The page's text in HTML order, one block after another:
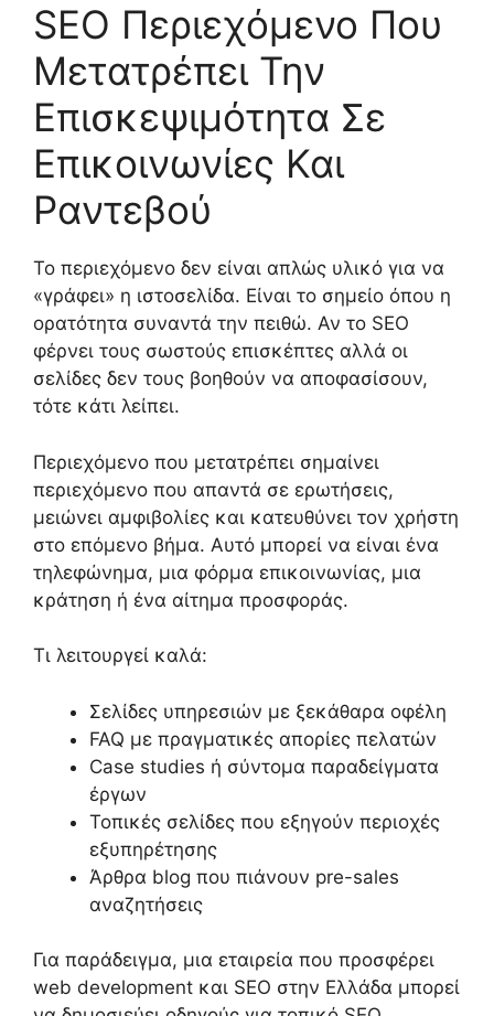
SEO Περιεχόμενο Που
Μετατρέπει Την
Επισκεψιμότητα Σε
Επικοινωνίες Και
Ραντεβού
Το περιεχόμενο δεν είναι απλώς υλικό για να
«γράφει» η ιστοσελίδα. Είναι το σημείο όπου η
ορατότητα συναντά την πειθώ. Αν το SEO
φέρνει τους σωστούς επισκέπτες αλλά οι
σελίδες δεν τους βοηθούν να αποφασίσουν,
τότε κάτι λείπει.
Περιεχόμενο που μετατρέπει σημαίνει
περιεχόμενο που απαντά σε ερωτήσεις,
μειώνει αμφιβολίες και κατευθύνει τον χρήστη
στο επόμενο βήμα. Αυτό μπορεί να είναι ένα
τηλεφώνημα, μια φόρμα επικοινωνίας, μια
κράτηση ή ένα αίτημα προσφοράς.
Τι λειτουργεί καλά:
Σελίδες υπηρεσιών με ξεκάθαρα οφέλη
FAQ με πραγματικές απορίες πελατών
Case studies ή σύντομα παραδείγματα
έργων
Τοπικές σελίδες που εξηγούν περιοχές
εξυπηρέτησης
Άρθρα blog που πιάνουν pre-sales
αναζητήσεις
Για παράδειγμα, μια εταιρεία που προσφέρει
web development και SEO στην Ελλάδα μπορεί